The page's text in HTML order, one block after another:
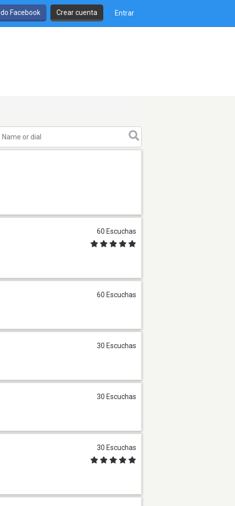
Facebook Crear cuenta Entrar
60 Escuchas
60 Escuchas
30 Escuchas
30 Escuchas
30 Escuchas